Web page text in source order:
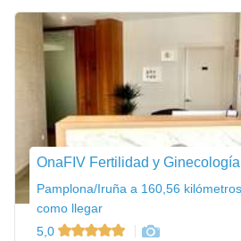
OnaFIV Fertilidad y Ginecología
Pamplona/Iruña a 160,56
como llegar
5,0